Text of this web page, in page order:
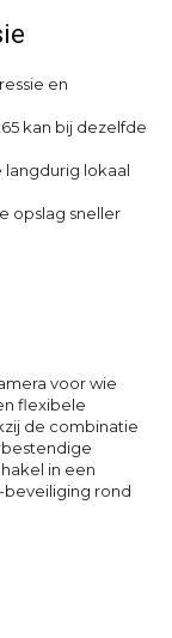
en
kan bij dezelfde
langdurig lokaal
opslag sneller
voor wie
flexibele
de combinatie
in een
rond